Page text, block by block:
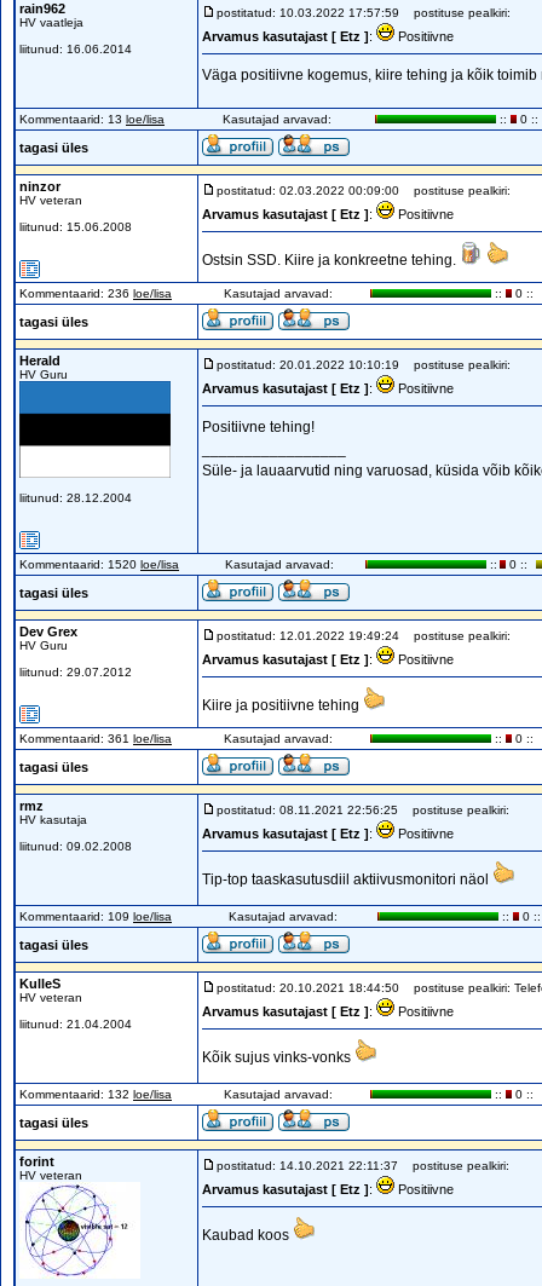
rain962
HV vaatleja
liitunud: 16.06.2014
postitatud: 10.03.2022 17:57:59 postituse pealkiri:
Arvamus kasutajast [ Etz ]: Positiivne
Väga positiivne kogemus, kiire tehing ja kõik toimib
Kommentaarid: 13 loe/lisa Kasutajad arvavad: :: 0 ::
tagasi üles
ninzor
HV veteran
liitunud: 15.06.2008
postitatud: 02.03.2022 00:09:00 postituse pealkiri:
Arvamus kasutajast [ Etz ]: Positiivne
Ostsin SSD. Kiire ja konkreetne tehing.
Kommentaarid: 236 loe/lisa Kasutajad arvavad: :: 0 ::
tagasi üles
Herald
HV Guru
liitunud: 28.12.2004
postitatud: 20.01.2022 10:10:19 postituse pealkiri:
Arvamus kasutajast [ Etz ]: Positiivne
Positiivne tehing!
Süle- ja lauaarvutid ning varuosad, küsida võib
Kommentaarid: 1520 loe/lisa Kasutajad arvavad: :: 0 ::
tagasi üles
Dev Grex
HV Guru
liitunud: 29.07.2012
postitatud: 12.01.2022 19:49:24 postituse pealkiri:
Arvamus kasutajast [ Etz ]: Positiivne
Kiire ja positiivne tehing
Kommentaarid: 361 loe/lisa Kasutajad arvavad: :: 0 ::
tagasi üles
rmz
HV kasutaja
liitunud: 09.02.2008
postitatud: 08.11.2021 22:56:25 postituse pealkiri:
Arvamus kasutajast [ Etz ]: Positiivne
Tip-top taaskasutusdiil aktiivusmonitori näol
Kommentaarid: 109 loe/lisa Kasutajad arvavad: :: 0 ::
tagasi üles
KulleS
HV veteran
liitunud: 21.04.2004
postitatud: 20.10.2021 18:44:50 postituse pealkiri:
Arvamus kasutajast [ Etz ]: Positiivne
Kõik sujus vinks-vonks
Kommentaarid: 132 loe/lisa Kasutajad arvavad: :: 0 ::
tagasi üles
forint
HV veteran
postitatud: 14.10.2021 22:11:37 postituse pealkiri:
Arvamus kasutajast [ Etz ]: Positiivne
Kaubad koos